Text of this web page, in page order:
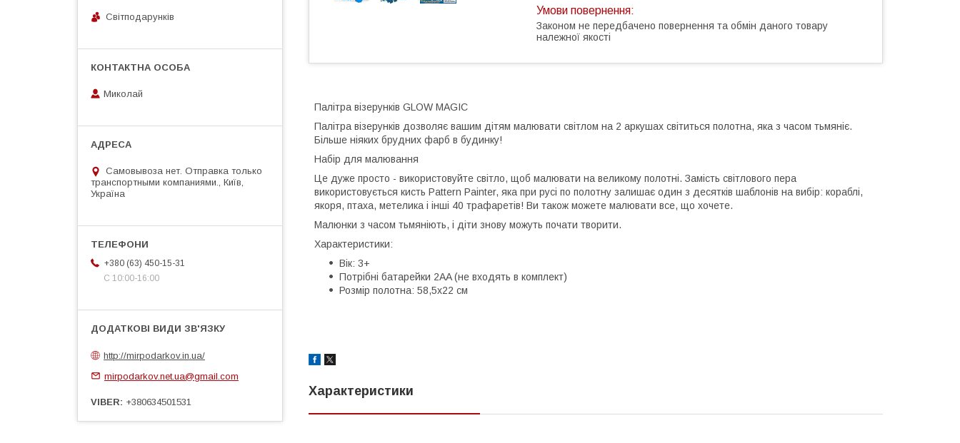
Законом не передбачено повернення та обмін даного товару
належної якості
Палітра візерунків GLOW MAGIC
Палітра візерунків дозволяє вашим дітям малювати світлом на 2 аркушах світиться полотна, яка з часом тьмяніє.
Більше ніяких брудних фарб в будинку!
Набір для малювання
Це дуже просто - використовуйте світло, щоб малювати на великому полотні. Замість світлового пера
використовується кисть Pattern Painter, яка при русі по полотну залишає один з десятків шаблонів на вибір: кораблі,
якоря, птаха, метелика і інші 40 трафаретів! Ви також можете малювати все, що хочете.
Малюнки з часом тьмяніють, і діти знову можуть почати творити.
Характеристики:
Вік: 3+
Потрібні батарейки 2AA (не входять в комплект)
Розмір полотна: 58,5x22 см
Характеристики
Світподарунків
Миколай
Самовывоза нет. Отправка только
транспортными компаниями., Київ,
Україна
+380 (63) 450-15-31
С 10:00-16:00
http://mirpodarkov.in.ua/
mirpodarkov.net.ua@gmail.com
VIBER +380634501531